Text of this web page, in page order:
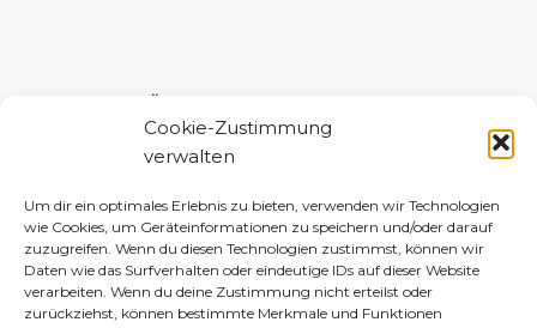
Cookie-Zustimmung
verwalten
Um dir ein optimales Erlebnis zu bieten, verwenden wir Technologien
wie Cookies, um Geräteinformationen zu speichern und/oder darauf
zuzugreifen. Wenn du diesen Technologien zustimmst, können wir
Daten wie das Surfverhalten oder eindeutige IDs auf dieser Website
verarbeiten. Wenn du deine Zustimmung nicht erteilst oder
zurückziehst, können bestimmte Merkmale und Funktionen